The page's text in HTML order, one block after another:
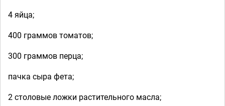
4 яйца;
400 граммов томатов;
300 граммов перца;
пачка сыра фета;
2 столовые ложки растительного масла;